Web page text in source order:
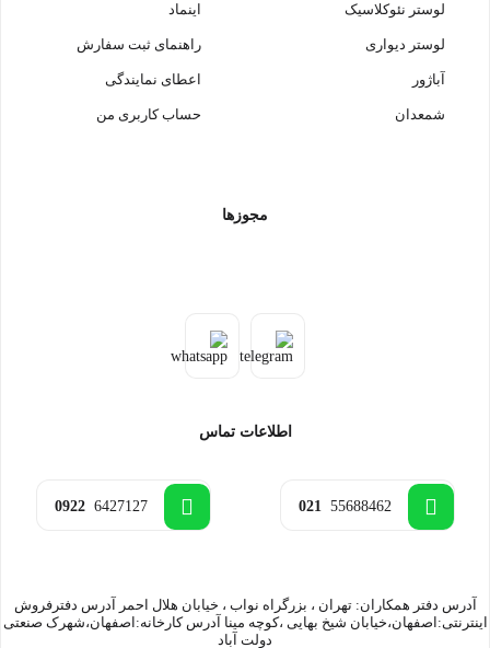
لوستر نئوکلاسیک
لوستر دیواری
آباژور
شمعدان
اینماد
راهنمای ثبت سفارش
اعطای نمایندگی
حساب کاربری من
مجوزها
اطلاعات تماس
021 55688462
0922 6427127
آدرس دفتر همکاران: تهران ، بزرگراه نواب ، خیابان هلال احمر آدرس دفترفروش
اینترنتی:اصفهان،خیابان شیخ بهایی ،کوچه مینا آدرس کارخانه:اصفهان،شهرک صنعتی
دولت آباد